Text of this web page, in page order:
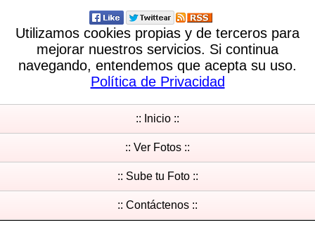
Utilizamos cookies propias y de terceros para
mejorar nuestros servicios. Si continua
navegando, entendemos que acepta su uso.
Política de Privacidad
:: Inicio ::
:: Ver Fotos ::
:: Sube tu Foto ::
:: Contáctenos ::